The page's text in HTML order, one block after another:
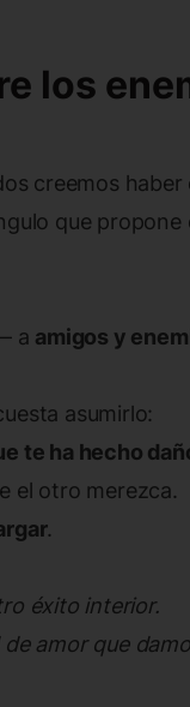
los
creemos
que propone
a amigos y
asumirlo:
te ha hecho
el otro merezca.
.
éxito interior.
amor que